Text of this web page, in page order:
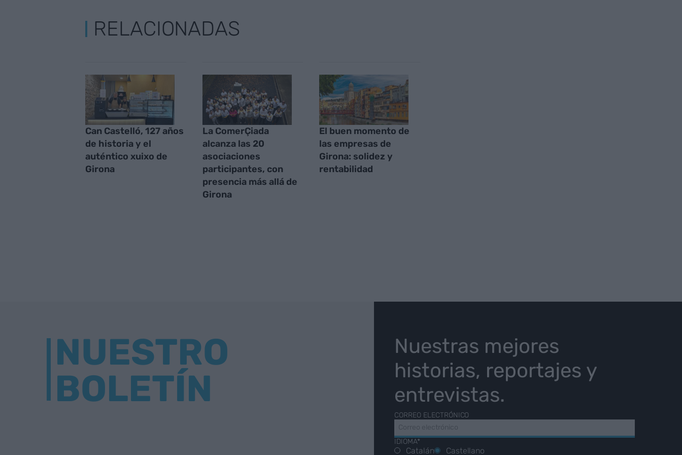
RELACIONADAS
Can Castelló, 127 años
de historia y el
auténtico xuixo de
Girona
La ComerÇiada
alcanza las 20
asociaciones
participantes, con
presencia más allá de
Girona
El buen momento de
las empresas de
Girona: solidez y
rentabilidad
NUESTRO
BOLETÍN
Nuestras mejores
historias, reportajes y
entrevistas.
CORREO ELECTRÓNICO
IDIOMA*
Catalán Castellano